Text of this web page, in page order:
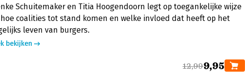
Schuitemaker en Titia Hoogendoorn legt op toegankelijke wijze
coalities tot stand komen en welke invloed dat heeft op het
leven van burgers.
bekijken
12,999,95